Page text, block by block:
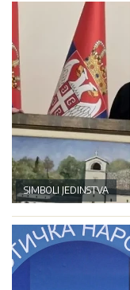
SIMBOLI JEDINSTVA